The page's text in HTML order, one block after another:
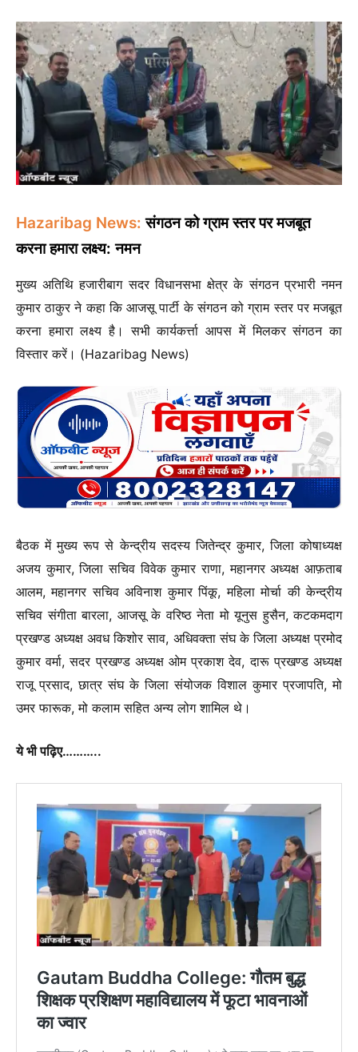
Hazaribag News: संगठन को ग्राम स्तर पर मजबूत
करना हमारा लक्ष्य: नमन
मुख्य अतिथि हजारीबाग सदर विधानसभा क्षेत्र के संगठन प्रभारी नमन
कुमार ठाकुर ने कहा कि आजसू पार्टी के संगठन को ग्राम स्तर पर मजबूत
करना हमारा लक्ष्य है। सभी कार्यकर्त्ता आपस में मिलकर संगठन का
विस्तार करें। (Hazaribag News)
बैठक में मुख्य रूप से केन्द्रीय सदस्य जितेन्द्र कुमार, जिला कोषाध्यक्ष
अजय कुमार, जिला सचिव विवेक कुमार राणा, महानगर अध्यक्ष आफ़ताब
आलम, महानगर सचिव अविनाश कुमार पिंकू, महिला मोर्चा की केन्द्रीय
सचिव संगीता बारला, आजसू के वरिष्ठ नेता मो यूनुस हुसैन, कटकमदाग
प्रखण्ड अध्यक्ष अवध किशोर साव, अधिवक्ता संघ के जिला अध्यक्ष प्रमोद
कुमार वर्मा, सदर प्रखण्ड अध्यक्ष ओम प्रकाश देव, दारू प्रखण्ड अध्यक्ष
राजू प्रसाद, छात्र संघ के जिला संयोजक विशाल कुमार प्रजापति, मो
उमर फारूक, मो कलाम सहित अन्य लोग शामिल थे।
ये भी पढ़िए………..